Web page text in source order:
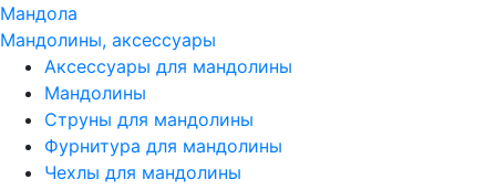
Мандола
Мандолины, аксессуары
Аксессуары для мандолины
Мандолины
Струны для мандолины
Фурнитура для мандолины
Чехлы для мандолины